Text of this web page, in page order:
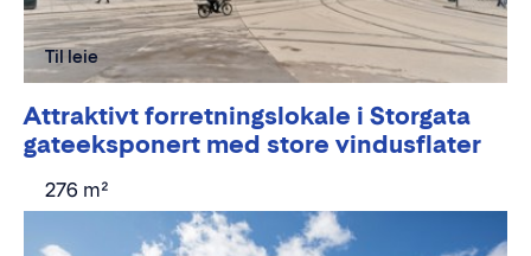
Attraktivt forretningslokale i Storgata
gateeksponert med store vindusflater
276 m²
Til leie